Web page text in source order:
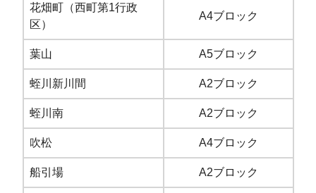
花畑町（西町第1行政
区）
A4ブロック
葉山 A5ブロック
蛭川新川間 A2ブロック
蛭川南 A2ブロック
吹松 A4ブロック
船引場 A2ブロック